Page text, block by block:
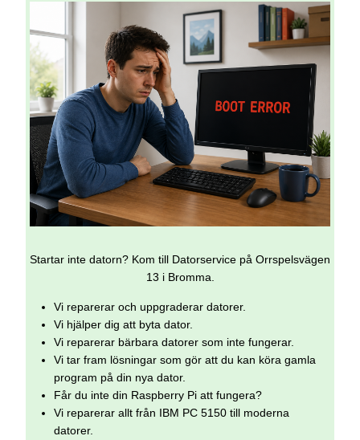
Startar inte datorn? Kom till Datorservice på Orrspelsvägen
13 i Bromma.
Vi reparerar och uppgraderar datorer.
Vi hjälper dig att byta dator.
Vi reparerar bärbara datorer som inte fungerar.
Vi tar fram lösningar som gör att du kan köra gamla
program på din nya dator.
Får du inte din Raspberry Pi att fungera?
Vi reparerar allt från IBM PC 5150 till moderna
datorer.